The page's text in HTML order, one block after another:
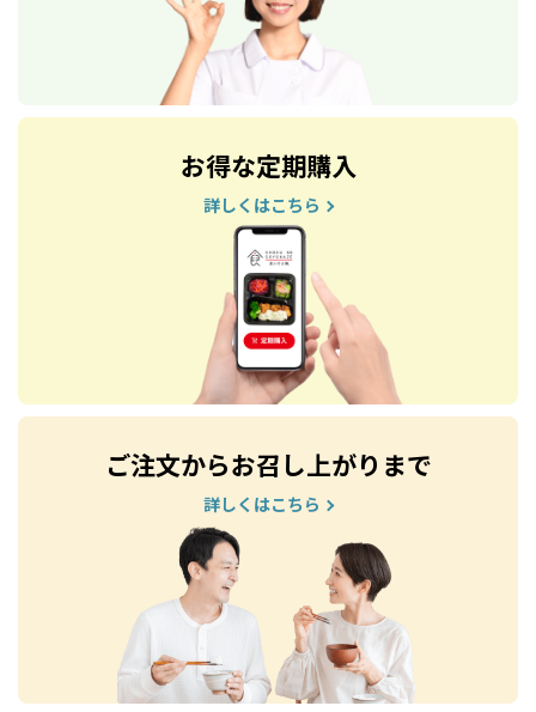
お得な定期購入
詳しくはこちら
ご注文からお召し上がりまで
詳しくはこちら